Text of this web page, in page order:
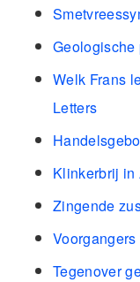
Geologische
Welk Frans
Letters
Klinkerbrij in
Zingende
Tegenover